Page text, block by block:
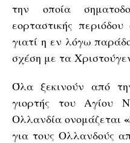
την οποία
εορταστικής
γιατί η εν λόγω
σχέση με τα
Όλα ξεκινούν από
γιορτής του Αγίου
Ολλανδία ονομάζεται
για τους Ολλανδούς